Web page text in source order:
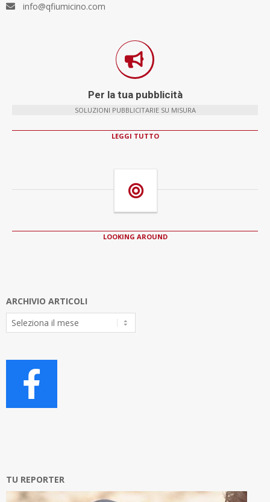
info@qfiumicino.com
Per la tua pubblicità
SOLUZIONI PUBBLICITARIE SU MISURA
LEGGI TUTTO
LOOKING AROUND
ARCHIVIO ARTICOLI
Archivio
Articoli
TU REPORTER